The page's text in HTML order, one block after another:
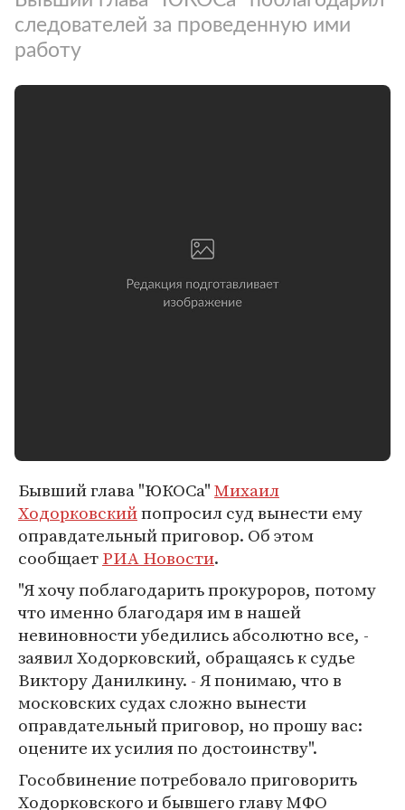
следователей за проведенную ими
работу
Бывший глава "ЮКОСа"Михаил
Ходорковскийпопросил суд вынести ему
оправдательный приговор. Об этом
сообщаетРИА Новости.
"Я хочу поблагодарить прокуроров, потому
что именно благодаря им в нашей
невиновности убедились абсолютно все, -
заявил Ходорковский, обращаясь к судье
Виктору Данилкину. - Я понимаю, что в
московских судах сложно вынести
оправдательный приговор, но прошу вас:
оцените их усилия по достоинству".
Гособвинение потребовало приговорить
Ходорковского и бывшего главу МФО